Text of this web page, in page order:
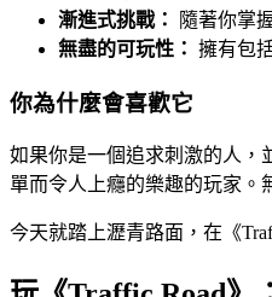
漸進式挑戰：
隨著你掌
無盡的可玩性： 擁有包
你為什麼會喜歡它
如果你是一個追求刺激的人，
單而令人上癮的樂趣的玩家。
今天就踏上瀝青路面，在《